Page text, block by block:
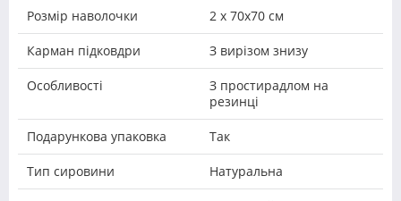
Розмір наволочки 2 х 70х70 см
Карман підковдри З вирізом знизу
Особливості
З простирадлом на
резинці
Подарункова упаковка Так
Тип сировини Натуральна